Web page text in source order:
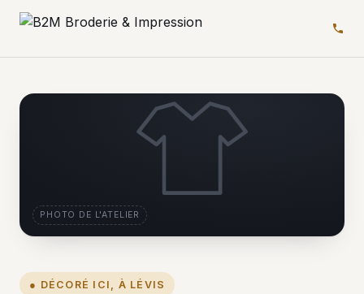
● DÉCORÉ ICI, À LÉVIS
PHOTO DE L'ATELIER